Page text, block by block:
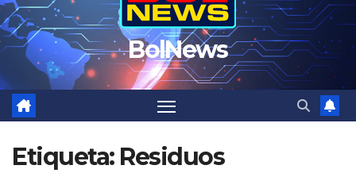
BolNews
Etiqueta: Residuos